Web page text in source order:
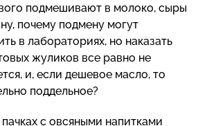
подмешивают в молоко, сыры
почему подмену могут
в лабораториях, но наказать
жуликов все равно не
и, если дешевое масло, то
поддельное?
пачках с овсяными напитками